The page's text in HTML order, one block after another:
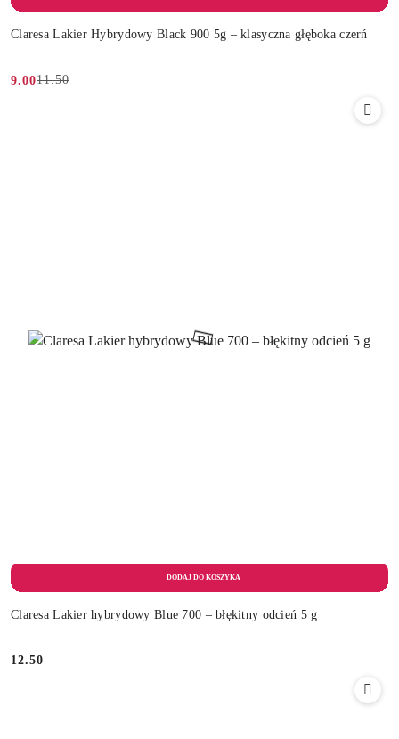
Claresa Lakier Hybrydowy Black 900 5g – klasyczna głęboka czerń
Cena
9.00
Cena
11.50
Claresa Lakier hybrydowy Blue 700 – błękitny odcień 5 g
Cena:
12.50